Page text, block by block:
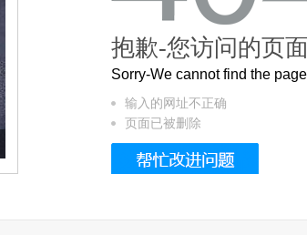
这个3.2米的长卷，还原了600岁的紫禁城
抱歉-您访问的页
Sorry-We cannot find the
输入的网址不正确
页面已被删除